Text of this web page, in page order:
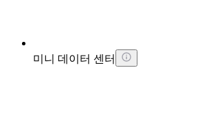
미니 데이터 센터